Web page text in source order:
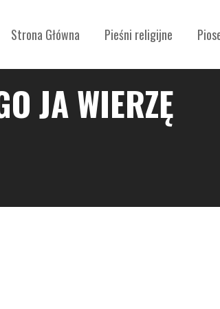
Strona Główna Pieśni religijne
JA WIERZĘ